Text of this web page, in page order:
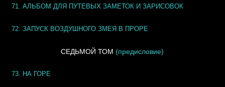
71. АЛЬБОМ ДЛЯ ПУТЕВЫХ ЗАМЕТОК И ЗАРИСОВОК
72. ЗАПУСК ВОЗДУШНОГО ЗМЕЯ В ПРОРЕ
СЕДЬМОЙ ТОМ (предисловие)
73. НА ГОРЕ